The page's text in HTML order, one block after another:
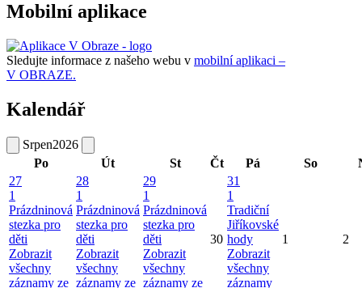
Mobilní aplikace
Sledujte informace z našeho webu v mobilní aplikaci –
V OBRAZE.
Kalendář
Srpen2026
Po
Út St Čt Pá So
27
1
Prázdninová
stezka pro
děti
Zobrazit
všechny
záznamy ze
28
1
Prázdninová
stezka pro
děti
Zobrazit
všechny
záznamy ze
29
1
Prázdninová
stezka pro
děti
Zobrazit
všechny
záznamy ze
30
31
1
Tradiční
Jiříkovské
hody
Zobrazit
všechny
záznamy
1 2